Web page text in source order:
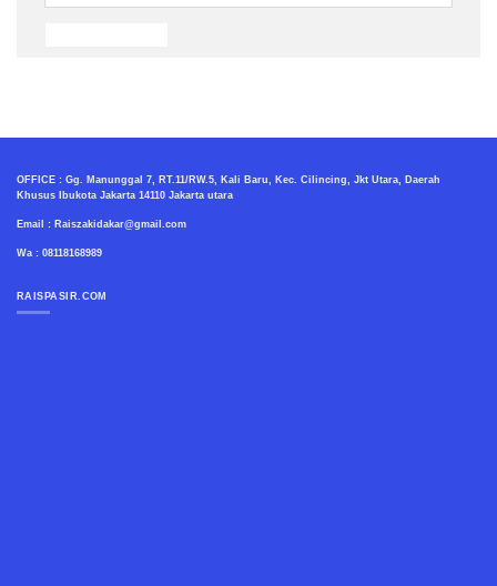
OFFICE : Gg. Manunggal 7, RT.11/RW.5, Kali Baru, Kec. Cilincing, Jkt Utara, Daerah
Khusus Ibukota Jakarta 14110 Jakarta utara
Email : Raiszakidakar@gmail.com
Wa : 08118168989
RAISPASIR.COM